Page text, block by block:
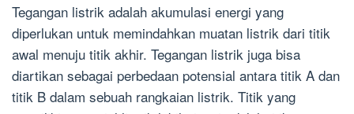
Tegangan listrik adalah akumulasi energi yang
diperlukan untuk memindahkan muatan listrik dari titik
awal menuju titik akhir. Tegangan listrik juga bisa
diartikan sebagai perbedaan potensial antara titik A dan
titik B dalam sebuah rangkaian listrik. Titik yang